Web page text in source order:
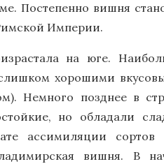
Постепенно вишня
Империи.
на юге.
хорошими
Немного позднее в
но обладали
ассимиляции
вишня. В